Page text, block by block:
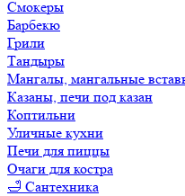
Смокеры
Барбекю
Грили
Тандыры
Мангалы, мангальные
Казаны, печи под казан
Коптильни
Уличные кухни
Печи для пиццы
Очаги для костра
🛁 Сантехника